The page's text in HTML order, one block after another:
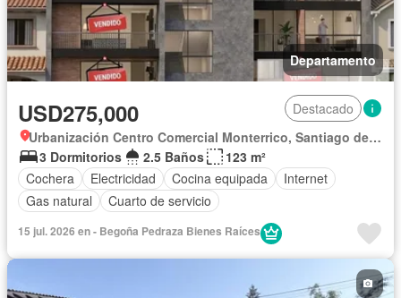
Departamento
USD275,000
Destacado
Urbanización Centro Comercial Monterrico, Santiago de Surco
3 Dormitorios
2.5 Baños
123 m²
Cochera
Electricidad Cocina equipada
Internet
Gas natural
Cuarto de servicio
15 jul. 2026 en - Begoña Pedraza Bienes Raíces